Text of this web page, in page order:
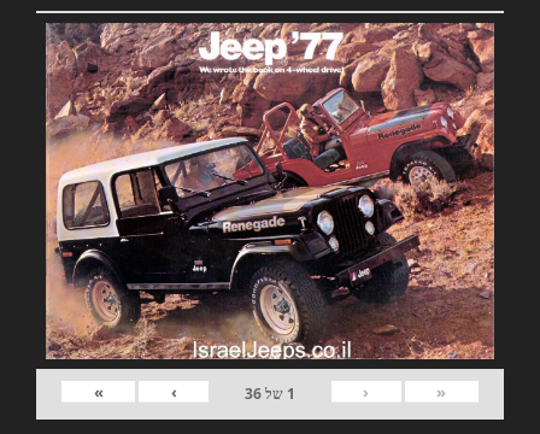
«
‹
1 של36
›
»